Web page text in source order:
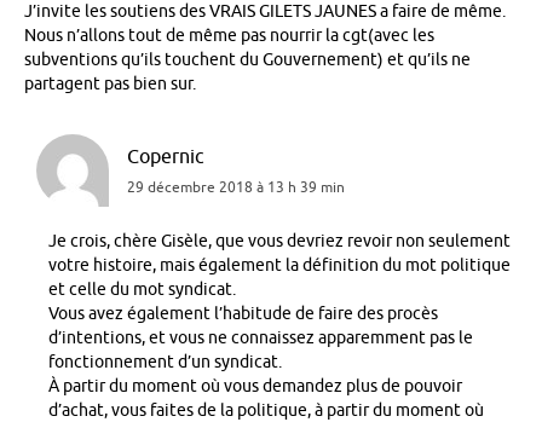
J’invite les soutiens des VRAIS GILETS JAUNES a faire de même.
Nous n’allons tout de même pas nourrir la cgt(avec les
subventions qu’ils touchent du Gouvernement) et qu’ils ne
partagent pas bien sur.
Copernic
29 décembre 2018 à 13 h 39 min
Je crois, chère Gisèle, que vous devriez revoir non seulement
votre histoire, mais également la définition du mot politique
et celle du mot syndicat.
Vous avez également l’habitude de faire des procès
d’intentions, et vous ne connaissez apparemment pas le
fonctionnement d’un syndicat.
À partir du moment où vous demandez plus de pouvoir
d’achat, vous faites de la politique, à partir du moment où